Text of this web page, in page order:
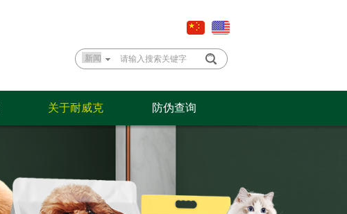
关于耐威克 防伪查询